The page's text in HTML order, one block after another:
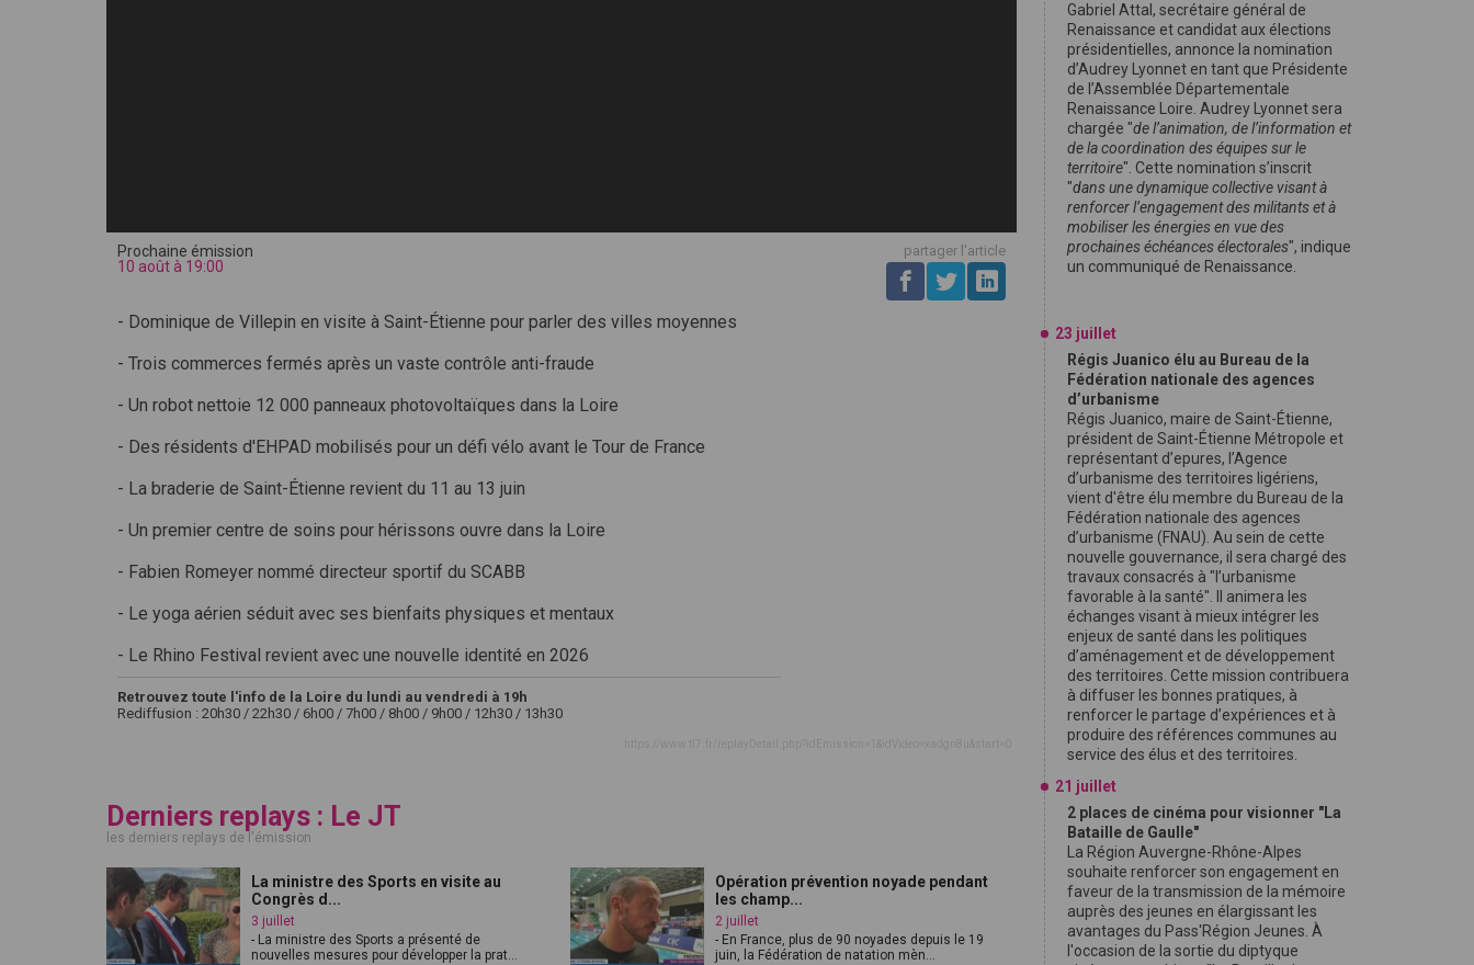
Prochaine émission
10 août à 19:00
partager l'article
- Dominique de Villepin en visite à Saint-Étienne pour parler des villes moyennes
- Trois commerces fermés après un vaste contrôle anti-fraude
- Un robot nettoie 12 000 panneaux photovoltaïques dans la Loire
- Des résidents d'EHPAD mobilisés pour un défi vélo avant le Tour de France
- La braderie de Saint-Étienne revient du 11 au 13 juin
- Un premier centre de soins pour hérissons ouvre dans la Loire
- Fabien Romeyer nommé directeur sportif du SCABB
- Le yoga aérien séduit avec ses bienfaits physiques et mentaux
- Le Rhino Festival revient avec une nouvelle identité en 2026
Retrouvez toute l'info de la Loire du lundi au vendredi à 19h
Rediffusion : 20h30 / 22h30 / 6h00 / 7h00 / 8h00 / 9h00 / 12h30 / 13h30
Derniers replays : Le JT
les derniers replays de l'émission
La ministre des Sports en visite au
Congrès d...
3 juillet
- La ministre des Sports a présenté de
nouvelles mesures pour développer la prat...
Opération prévention noyade pendant
les champ...
2 juillet
- En France, plus de 90 noyades depuis le 19
juin, la Fédération de natation mèn...
Gabriel Attal, secrétaire général de
Renaissance et candidat aux élections
présidentielles, annonce la nomination
d’Audrey Lyonnet en tant que Présidente
de l’Assemblée Départementale
Renaissance Loire. Audrey Lyonnet sera
chargée "de l’animation, de l’information et
de la coordination des équipes sur le
territoire". Cette nomination s’inscrit
"dans une dynamique collective visant à
renforcer l’engagement des militants et à
mobiliser les énergies en vue des
prochaines échéances électorales", indique
un communiqué de Renaissance.
23 juillet
Régis Juanico élu au Bureau de la
Fédération nationale des agences
d’urbanisme
Régis Juanico, maire de Saint-Étienne,
président de Saint-Étienne Métropole et
représentant d’epures, l’Agence
d’urbanisme des territoires ligériens,
vient d'être élu membre du Bureau de la
Fédération nationale des agences
d’urbanisme (FNAU). Au sein de cette
nouvelle gouvernance, il sera chargé des
travaux consacrés à "l’urbanisme
favorable à la santé". Il animera les
échanges visant à mieux intégrer les
enjeux de santé dans les politiques
d’aménagement et de développement
des territoires. Cette mission contribuera
à diffuser les bonnes pratiques, à
renforcer le partage d’expériences et à
produire des références communes au
service des élus et des territoires.
21 juillet
2 places de cinéma pour visionner "La
Bataille de Gaulle"
La Région Auvergne-Rhône-Alpes
souhaite renforcer son engagement en
faveur de la transmission de la mémoire
auprès des jeunes en élargissant les
avantages du Pass'Région Jeunes. À
l'occasion de la sortie du diptyque